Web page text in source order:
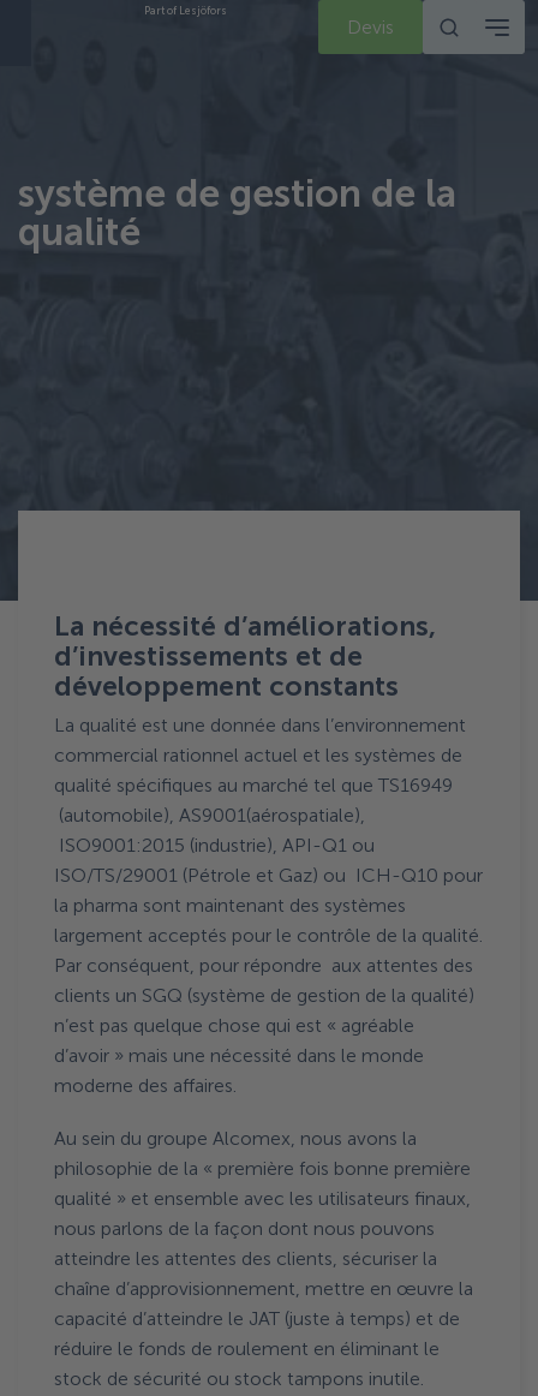
Part of Lesjöfors
Devis
système de gestion de la
qualité
La nécessité d’améliorations,
d’investissements et de
développement constants
La qualité est une donnée dans l’environnement
commercial rationnel actuel et les systèmes de
qualité spécifiques au marché tel que TS16949
(automobile), AS9001(aérospatiale),
ISO9001:2015 (industrie), API-Q1 ou
ISO/TS/29001 (Pétrole et Gaz) ou ICH-Q10 pour
la pharma sont maintenant des systèmes
largement acceptés pour le contrôle de la qualité.
Par conséquent, pour répondre aux attentes des
clients un SGQ (système de gestion de la qualité)
n’est pas quelque chose qui est « agréable
d’avoir » mais une nécessité dans le monde
moderne des affaires.
Au sein du groupe Alcomex, nous avons la
philosophie de la « première fois bonne première
qualité » et ensemble avec les utilisateurs finaux,
nous parlons de la façon dont nous pouvons
atteindre les attentes des clients, sécuriser la
chaîne d’approvisionnement, mettre en œuvre la
capacité d’atteindre le JAT (juste à temps) et de
réduire le fonds de roulement en éliminant le
stock de sécurité ou stock tampons inutile.